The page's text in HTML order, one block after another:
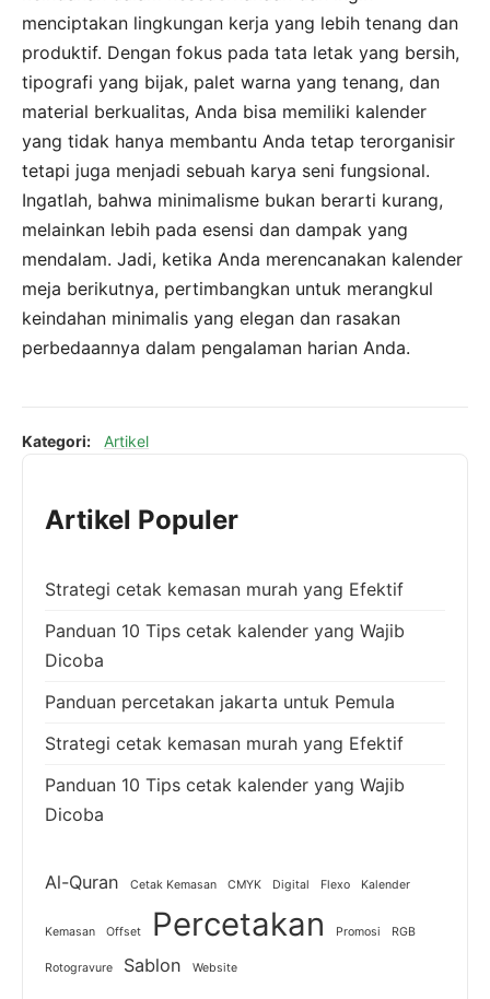
menciptakan lingkungan kerja yang lebih tenang dan
produktif. Dengan fokus pada tata letak yang bersih,
tipografi yang bijak, palet warna yang tenang, dan
material berkualitas, Anda bisa memiliki kalender
yang tidak hanya membantu Anda tetap terorganisir
tetapi juga menjadi sebuah karya seni fungsional.
Ingatlah, bahwa minimalisme bukan berarti kurang,
melainkan lebih pada esensi dan dampak yang
mendalam. Jadi, ketika Anda merencanakan kalender
meja berikutnya, pertimbangkan untuk merangkul
keindahan minimalis yang elegan dan rasakan
perbedaannya dalam pengalaman harian Anda.
Kategori: Artikel
Artikel Populer
Strategi cetak kemasan murah yang Efektif
Panduan 10 Tips cetak kalender yang Wajib
Dicoba
Panduan percetakan jakarta untuk Pemula
Strategi cetak kemasan murah yang Efektif
Panduan 10 Tips cetak kalender yang Wajib
Dicoba
Al-Quran Cetak Kemasan CMYK Digital Flexo Kalender
Kemasan Offset Percetakan Promosi RGB
Rotogravure Sablon Website